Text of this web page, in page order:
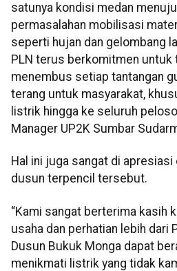
satunya kondisi medan
permasalahan mobilisasi
seperti hujan dan gelombang
PLN terus berkomitmen untuk
menembus setiap tantangan
terang untuk masyarakat,
listrik hingga ke seluruh
Manager UP2K Sumbar
Hal ini juga sangat di
dusun terpencil tersebut.
“Kami sangat berterima kasih
usaha dan perhatian lebih dari
Dusun Bukuk Monga dapat
menikmati listrik yang tidak